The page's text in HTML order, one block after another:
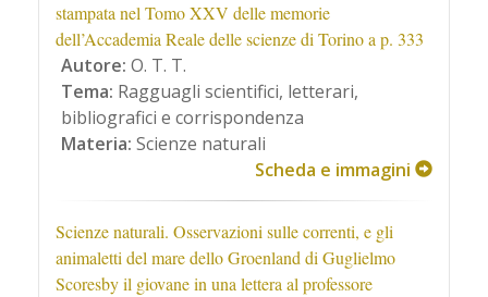
stampata nel Tomo XXV delle memorie
dell’Accademia Reale delle scienze di Torino a p. 333
Autore: O. T. T.
Tema: Ragguagli scientifici, letterari,
bibliografici e corrispondenza
Materia: Scienze naturali
Scheda e immagini
Scienze naturali. Osservazioni sulle correnti, e gli
animaletti del mare dello Groenland di Guglielmo
Scoresby il giovane in una lettera al professore